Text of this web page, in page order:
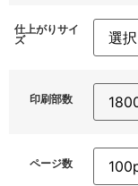
仕上がりサイ
ズ
印刷部数
ページ数